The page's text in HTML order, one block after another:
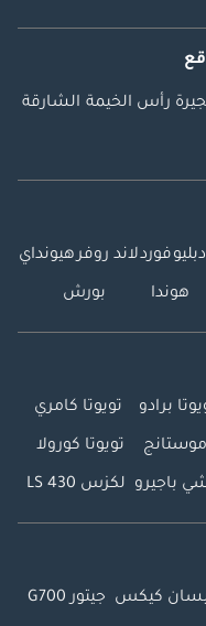
رأس الخيمة الشارقة
فوردلاند روفرهيونداي
هوندا بورش
برادو تويوتا كامري
تويوتا كورولا
باجيرو لكزس LS 430
كيكس جيتور G700